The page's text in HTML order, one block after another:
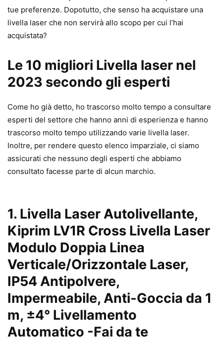
tue preferenze. Dopotutto, che senso ha acquistare una
livella laser che non servirà allo scopo per cui l’hai
acquistata?
Le 10 migliori Livella laser nel
2023 secondo gli esperti
Come ho già detto, ho trascorso molto tempo a consultare
esperti del settore che hanno anni di esperienza e hanno
trascorso molto tempo utilizzando varie livella laser.
Inoltre, per rendere questo elenco imparziale, ci siamo
assicurati che nessuno degli esperti che abbiamo
consultato facesse parte di alcun marchio.
1. Livella Laser Autolivellante,
Kiprim LV1R Cross Livella Laser
Modulo Doppia Linea
Verticale/Orizzontale Laser,
IP54 Antipolvere,
Impermeabile, Anti-Goccia da 1
m, ±4° Livellamento
Automatico -Fai da te